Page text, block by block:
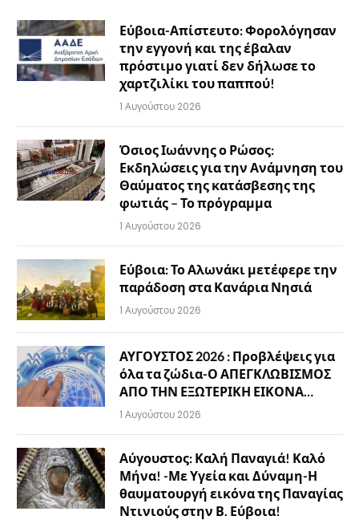
Εύβοια-Απίστευτο: Φορολόγησαν
την εγγονή και της έβαλαν
πρόστιμο γιατί δεν δήλωσε το
χαρτζιλίκι του παππού!
1 Αυγούστου 2026
Όσιος Ιωάννης ο Ρώσος:
Εκδηλώσεις για την Ανάμνηση του
Θαύματος της κατάσβεσης της
φωτιάς – Το πρόγραμμα
1 Αυγούστου 2026
Εύβοια: Το Αλωνάκι μετέφερε την
παράδοση στα Κανάρια Νησιά
1 Αυγούστου 2026
ΑΥΓΟΥΣΤΟΣ 2026 : Προβλέψεις για
όλα τα ζώδια-Ο ΑΠΕΓΚΛΩΒΙΣΜΟΣ
ΑΠΟ ΤΗΝ ΕΞΩΤΕΡΙΚΗ ΕΙΚΟΝΑ…
1 Αυγούστου 2026
Αύγουστος: Καλή Παναγιά! Καλό
Μήνα! -Με Υγεία και Δύναμη-Η
θαυματουργή εικόνα της Παναγίας
Ντινιούς στην Β. Εύβοια!